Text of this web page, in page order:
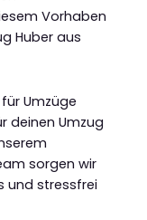
Vorhaben
Huber aus
Umzüge
deinen Umzug
sorgen wir
und stressfrei